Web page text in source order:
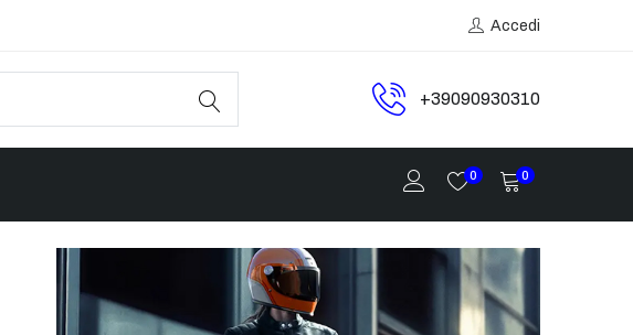
Accedi
+39090930310
0 0